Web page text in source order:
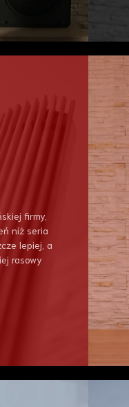
firmy,
niż seria
lepiej, a
rasowy